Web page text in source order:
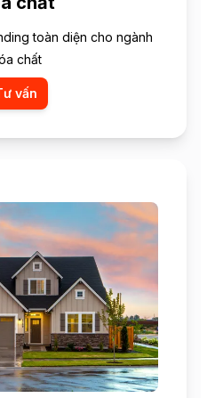
toàn diện cho ngành
chất
vấn